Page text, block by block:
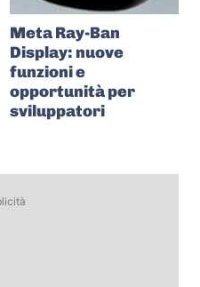
Meta Ray-Ban
Display: nuove
funzioni e
opportunità per
sviluppatori